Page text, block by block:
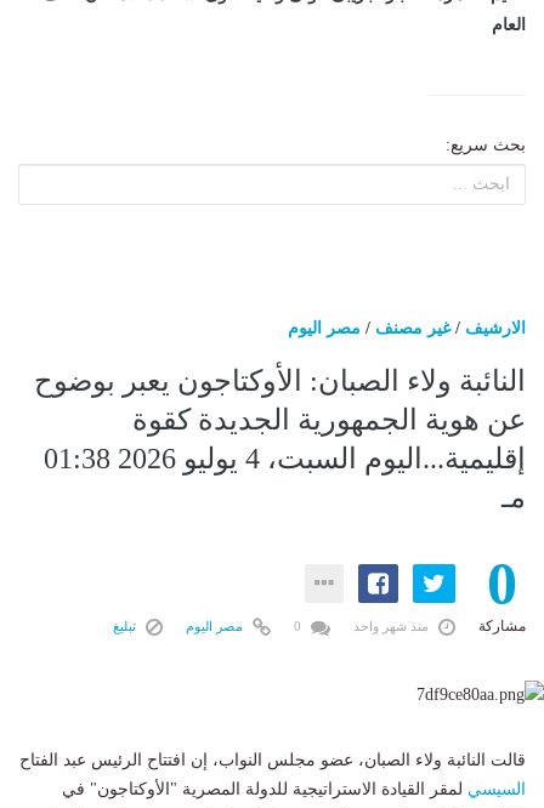
العام
بحث سريع:
الارشيف /غير مصنف / مصر اليوم
النائبة ولاء الصبان: الأوكتاجون يعبر بوضوح
عن هوية الجمهورية الجديدة كقوة
إقليمية...اليوم السبت، 4 يوليو 2026 01:38
مـ
0
مشاركة منذ شهر واحد مصر اليوم تبليغ
قالت النائبة ولاء الصبان، عضو مجلس النواب، إن افتتاح الرئيس عبد الفتاح
السيسي لمقر القيادة الاستراتيجية للدولة المصرية "الأوكتاجون" في